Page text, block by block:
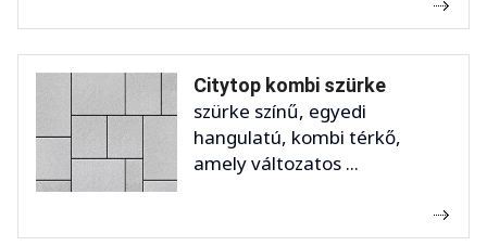
Citytop kombi szürke
szürke színű, egyedi
hangulatú, kombi térkő,
amely változatos ...